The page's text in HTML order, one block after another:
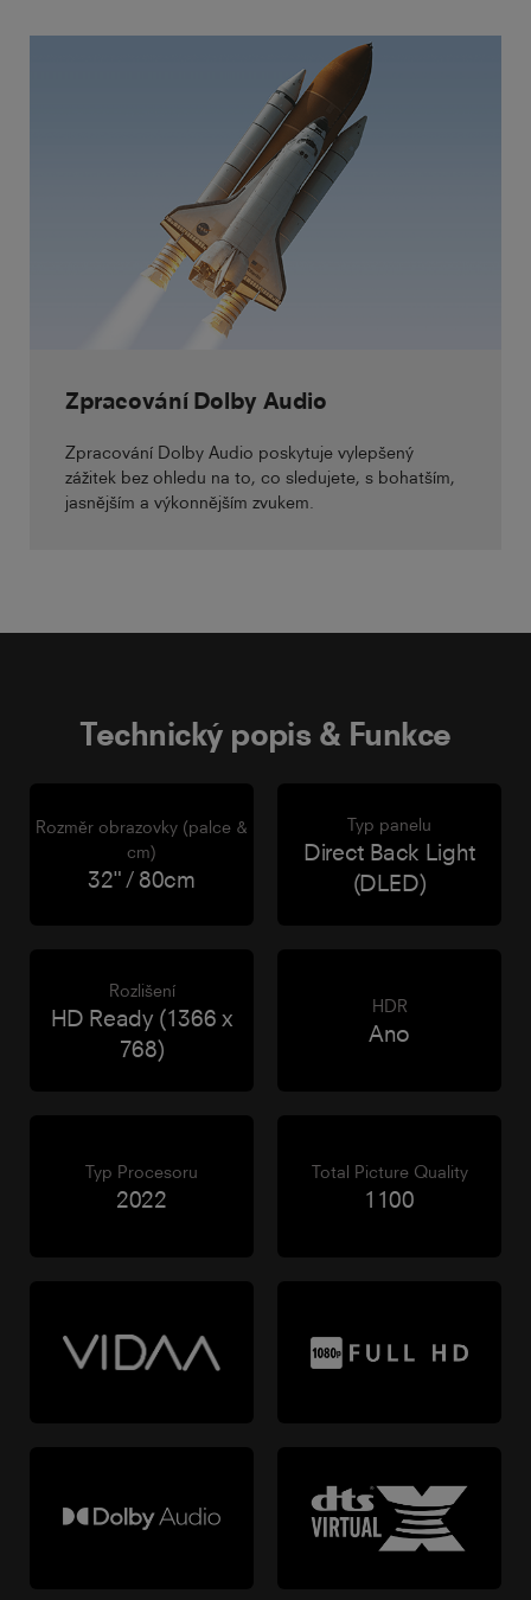
Zpracování Dolby Audio
Zpracování Dolby Audio poskytuje vylepšený
zážitek bez ohledu na to, co sledujete, s bohatším,
jasnějším a výkonnějším zvukem.
Technický popis & Funkce
Rozměr obrazovky (palce &
cm)
32" / 80cm
Typ panelu
Direct Back Light
(DLED)
Rozlišení
HD Ready (1366 x
768)
HDR
Ano
Typ Procesoru
2022
Total Picture Quality
1100